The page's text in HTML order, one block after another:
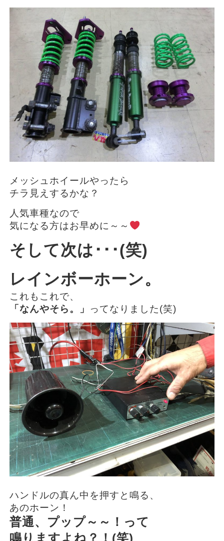
メッシュホイールやったら
チラ見えするかな？
人気車種なので
気になる方はお早めに～～
そして次は･･･(笑)
レインボーホーン。
これもこれで、
「なんやそら。」
ってなりました(笑)
ハンドルの真ん中を押すと鳴る、
あのホーン！
普通、プップ～～！って
鳴りますよね？！(笑)